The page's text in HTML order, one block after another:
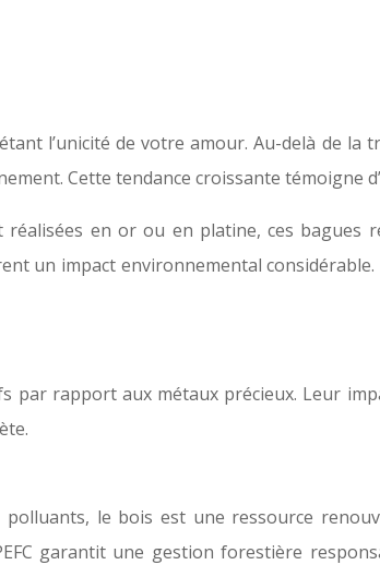
l’unicité de votre amour. Au-delà de
Cette tendance croissante témoigne
en or ou en platine, ces bagues
un impact environnemental
par rapport aux métaux précieux. Leur
le bois est une ressource
garantit une gestion forestière